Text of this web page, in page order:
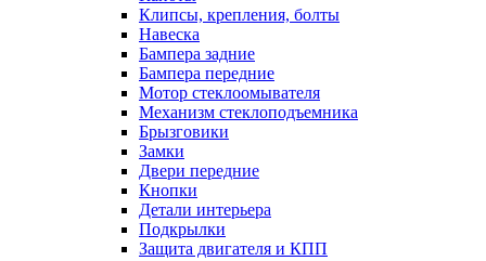
Клипсы, крепления, болты
Навеска
Бампера задние
Бампера передние
Мотор стеклоомывателя
Механизм стеклоподъемника
Брызговики
Замки
Двери передние
Кнопки
Детали интерьера
Подкрылки
Защита двигателя и КПП